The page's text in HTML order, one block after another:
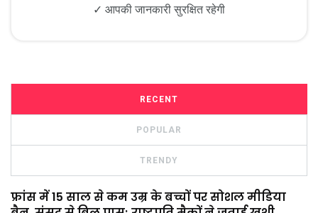
✓ आपकी जानकारी सुरक्षित रहेगी
RECENT
POPULAR
TRENDY
फ्रांस में 15 साल से कम उम्र के बच्चों पर सोशल मीडिया